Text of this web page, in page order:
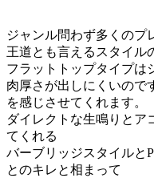
ジャンル問わず多くのプ
王道とも言えるスタイル
フラットトップタイプは
肉厚さが出しにくいので
を感じさせてくれます。
ダイレクトな生鳴りとア
てくれる
バーブリッジスタイルと
とのキレと相まって